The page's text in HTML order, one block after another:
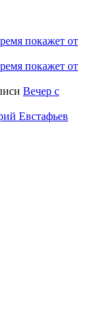
покажет от
покажет от
Вечер с
Евстафьев